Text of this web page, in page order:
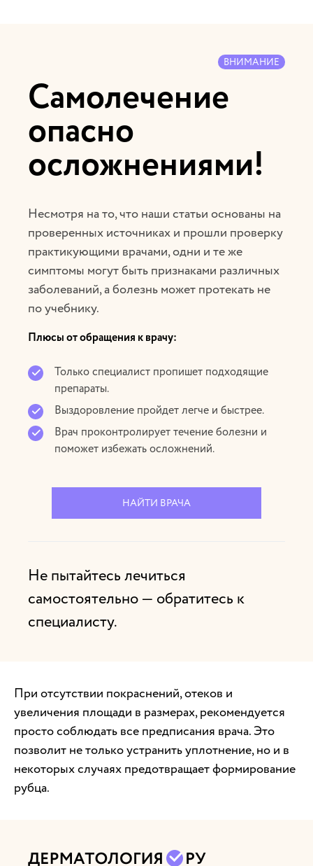
Самолечение
опасно
осложнениями!
ВНИМАНИЕ
Несмотря на то, что наши статьи основаны на
проверенных источниках и прошли проверку
практикующими врачами, одни и те же
симптомы могут быть признаками различных
заболеваний, а болезнь может протекать не
по учебнику.
Плюсы от обращения к врачу:
Только специалист пропишет подходящие
препараты.
Выздоровление пройдет легче и быстрее.
Врач проконтролирует течение болезни и
поможет избежать осложнений.
НАЙТИ ВРАЧА
Не пытайтесь лечиться
самостоятельно — обратитесь к
специалисту.
При отсутствии покраснений, отеков и
увеличения площади в размерах, рекомендуется
просто соблюдать все предписания врача. Это
позволит не только устранить уплотнение, но и в
некоторых случаях предотвращает формирование
рубца.